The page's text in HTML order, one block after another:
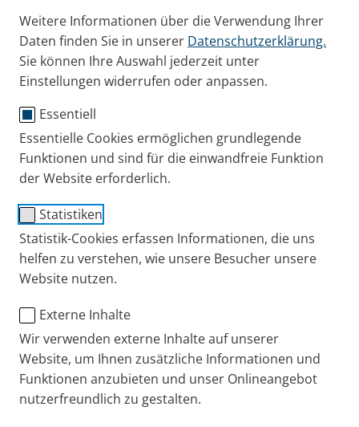
Weitere Informationen über die Verwendung Ihrer
Daten finden Sie in unserer Datenschutzerklärung.
Sie können Ihre Auswahl jederzeit unter
Einstellungen widerrufen oder anpassen.
Essentiell
Essentielle Cookies ermöglichen grundlegende
Funktionen und sind für die einwandfreie Funktion
der Website erforderlich.
Statistiken
Statistik-Cookies erfassen Informationen, die uns
helfen zu verstehen, wie unsere Besucher unsere
Website nutzen.
Externe Inhalte
Wir verwenden externe Inhalte auf unserer
Website, um Ihnen zusätzliche Informationen und
Funktionen anzubieten und unser Onlineangebot
nutzerfreundlich zu gestalten.
und verengt. Sie ist nicht heilbar. Hier finden Sie alle
Blog-Beiträge rund um das Thema COPD.
Kategorien
COPD Erfahrungsberichte
Kein Urlaub mit COPD? Eine Betroffene über
Gründe & Alternativen
Monika lebt mit COPD GOLD 3. Deswegen verzichtet sie
sich das Urlaubsgefühl nach Hause holt.
Kategorien
Asthma COPD Experten-Interviews
Atemprobleme im Sommer: Lungenfacharzt
Prof. Fischer erklärt
Hitze, Ozon und Pollen können die Atemwege belasten.
Lungenarzt Prof. Dr. Fischer erklärt, warum und wie Sie
Beschwerden mindern oder vorbeugen können.